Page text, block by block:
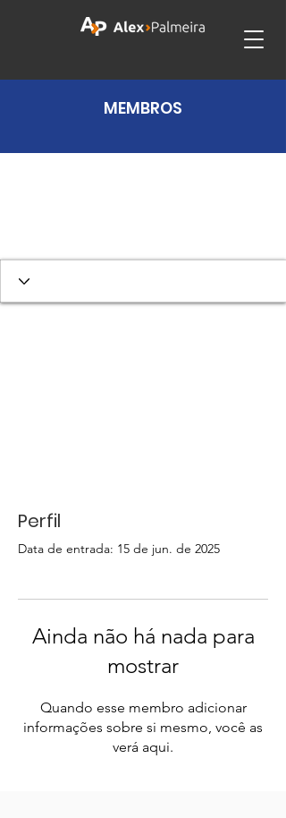
MEMBROS
Perfil
Data de entrada: 15 de jun. de 2025
Ainda não há nada para
mostrar
Quando esse membro adicionar
informações sobre si mesmo, você as
verá aqui.